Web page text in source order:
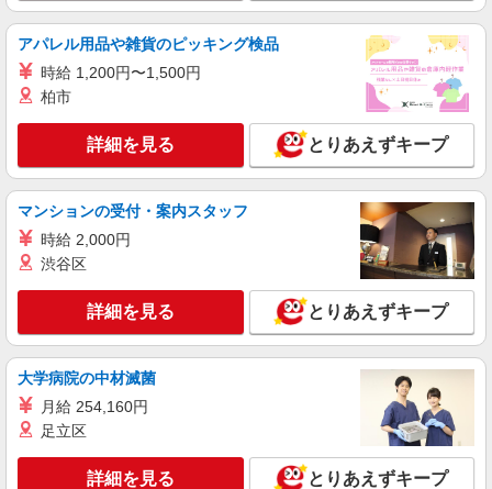
アパレル用品や雑貨のピッキング検品
時給 1,200円〜1,500円
柏市
詳細を見る とりあえずキープ
マンションの受付・案内スタッフ
時給 2,000円
渋谷区
詳細を見る とりあえずキープ
大学病院の中材滅菌
月給 254,160円
足立区
詳細を見る とりあえずキープ